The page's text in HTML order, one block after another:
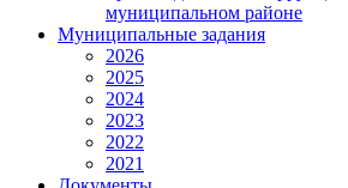
муниципальном районе
Муниципальные задания
2026
2025
2024
2023
2022
2021